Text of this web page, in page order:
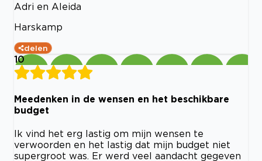
Adri en Aleida
Harskamp
delen
10
Meedenken in de wensen en het beschikbare
budget
Ik vind het erg lastig om mijn wensen te
verwoorden en het lastig dat mijn budget niet
supergroot was. Er werd veel aandacht gegeven